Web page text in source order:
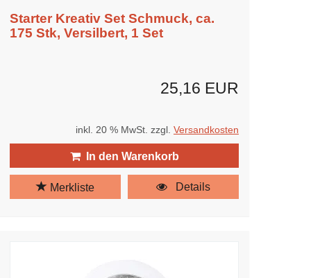
Starter Kreativ Set Schmuck, ca.
175 Stk, Versilbert, 1 Set
25,16 EUR
inkl. 20 % MwSt. zzgl. Versandkosten
In den Warenkorb
Merkliste Details